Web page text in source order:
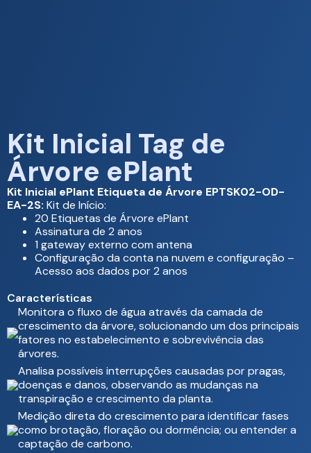
Kit Inicial Tag de
Árvore ePlant
Kit Inicial ePlant Etiqueta de Árvore EPTSK02-OD-
EA-2S: Kit de Início:
20 Etiquetas de Árvore ePlant
Assinatura de 2 anos
1 gateway externo com antena
Configuração da conta na nuvem e configuração –
Acesso aos dados por 2 anos
Características
Monitora o fluxo de água através da camada de
crescimento da árvore, solucionando um dos principais
fatores no estabelecimento e sobrevivência das
árvores.
Analisa possíveis interrupções causadas por pragas,
doenças e danos, observando as mudanças na
transpiração e crescimento da planta.
Medição direta do crescimento para identificar fases
como brotação, floração ou dormência; ou entender a
captação de carbono.